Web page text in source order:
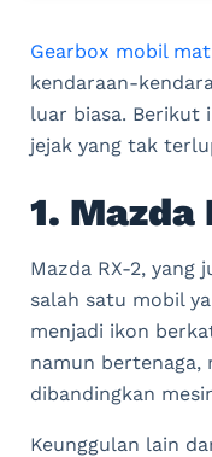
Gearbox mobil
kendaraan-
luar biasa. Berikut
jejak yang tak
1. Mazda
Mazda RX-2, yang
salah satu mobil
menjadi ikon
namun bertenaga,
dibandingkan
Keunggulan lain